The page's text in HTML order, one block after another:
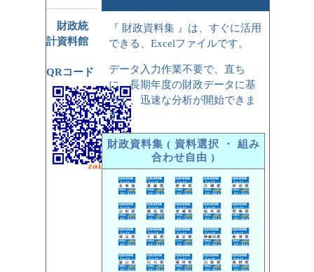
財政統
計資料館
QRコード
『 財政資料集 』は、すぐに活用
できる、Excelファイルです。
データ入力作業不要で、直ち
に、長期年度の財政データに基
づく、迅速な分析が開始できま
す。
財政資料集 ( 資料選択 ・ 組み
合わせ自由 )